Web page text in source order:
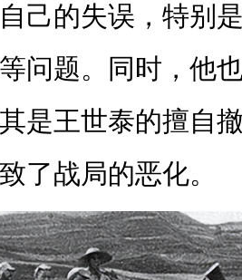
己的失误，特别
问题。同时，他
是王世泰的擅自
了战局的恶化。